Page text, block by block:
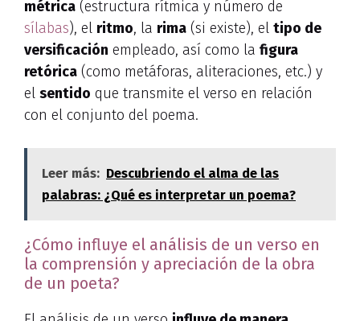
métrica (estructura rítmica y número de
sílabas), el ritmo, la rima (si existe), el tipo de
versificación empleado, así como la figura
retórica (como metáforas, aliteraciones, etc.) y
el sentido que transmite el verso en relación
con el conjunto del poema.
Leer más: Descubriendo el alma de las
palabras: ¿Qué es interpretar un poema?
¿Cómo influye el análisis de un verso en
la comprensión y apreciación de la obra
de un poeta?